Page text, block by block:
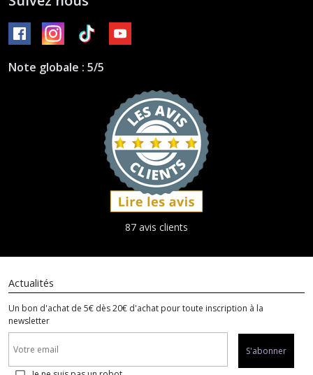
Note globale : 5/5
87 avis clients
Actualités
Un bon d'achat de 5€ dès 20€ d'achat pour toute inscription à la
newsletter
S'abonner